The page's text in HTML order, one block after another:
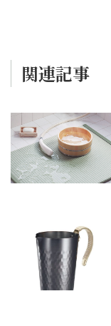
関連記事